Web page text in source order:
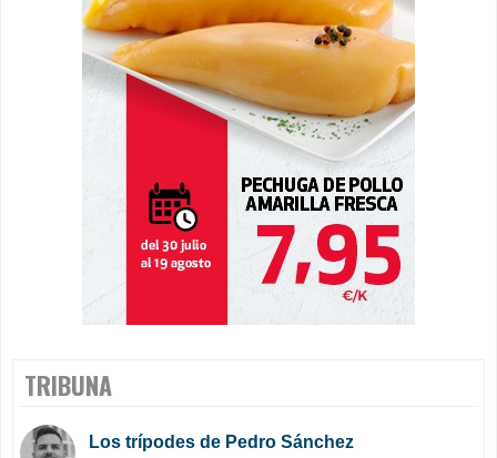
TRIBUNA
Los trípodes de Pedro Sánchez